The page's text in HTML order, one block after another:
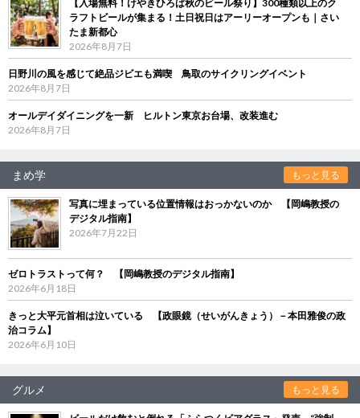
【入場無料！けやきひろば秋のビール祭り】300種類以上のク
ラフトビールが集まる！土日祝日はアーリーオープンも｜さい
たま新都心
2026年8月7日
日野川の風を感じて絶品ジビエも満喫 鳥取のサイクリングイベント
2026年8月7日
オールデイダイニングを一新 ヒルトン東京お台場、改装進む
2026年8月7日
まめ学 もっと見る
写真に埋まっている位置情報はおっかないのか 【岡嶋教授の
デジタル指南】
2026年7月22日
ゼロトラストって何？ 【岡嶋教授のデジタル指南】
2026年6月18日
きっと大平元首相は泣いている 【政眼鏡（せいがんきょう）－本田雅俊の政
治コラム】
2026年6月10日
グルメ もっと見る